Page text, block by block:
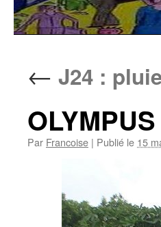
← J24 :
Par Francoise | Publié le 15